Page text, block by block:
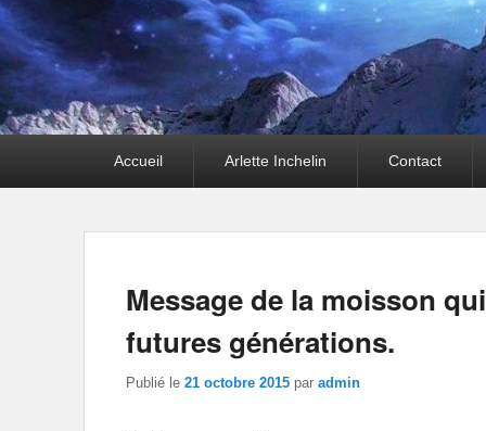
Accueil Arlette Inchelin Contact
Message de la moisson
futures générations.
Publié le 21 octobre 2015 par admin